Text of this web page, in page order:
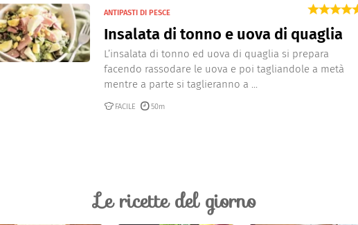
ANTIPASTI DI PESCE
Insalata di tonno e uova di quaglia
L’insalata di tonno ed uova di quaglia si prepara
facendo rassodare le uova e poi tagliandole a metà
mentre a parte si taglieranno a ...
FACILE 50m
Le ricette del giorno